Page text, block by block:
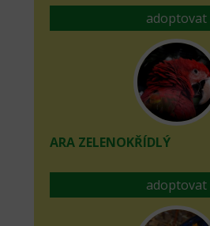
adoptovat
ARA ZELENOKŘÍDLÝ
adoptovat